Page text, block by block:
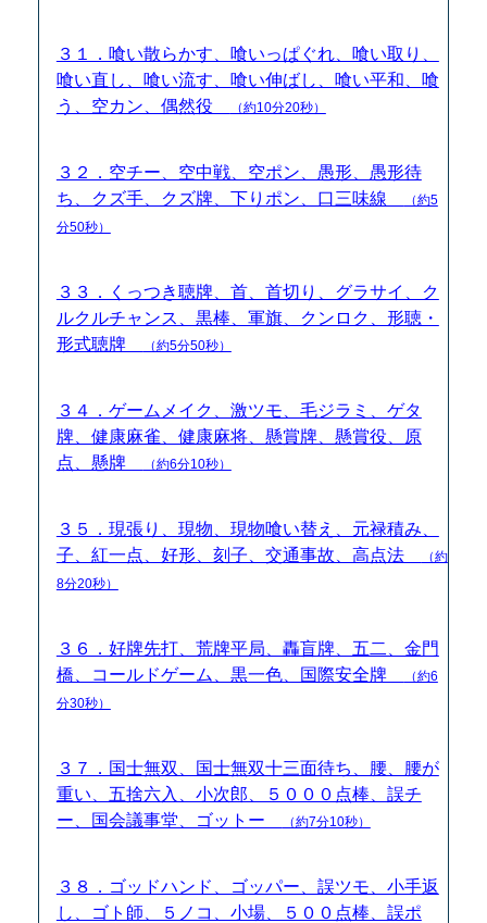
３１．喰い散らかす、喰いっぱぐれ、喰い取り、
喰い直し、喰い流す、喰い伸ばし、喰い平和、喰
う、空カン、偶然役
（約10分20秒）
３２．空チー、空中戦、空ポン、愚形、愚形待
ち、クズ手、クズ牌、下りポン、口三味線
（約5
分50秒）
３３．くっつき聴牌、首、首切り、グラサイ、ク
ルクルチャンス、黒棒、軍旗、クンロク、形聴・
形式聴牌
（約5分50秒）
３４．ゲームメイク、激ツモ、毛ジラミ、ゲタ
牌、健康麻雀、健康麻将、懸賞牌、懸賞役、原
点、懸牌
（約6分10秒）
３５．現張り、現物、現物喰い替え、元禄積み、
子、紅一点、好形、刻子、交通事故、高点法
（約
8分20秒）
３６．好牌先打、荒牌平局、轟盲牌、五二、金門
橋、コールドゲーム、黒一色、国際安全牌
（約6
分30秒）
３７．国士無双、国士無双十三面待ち、腰、腰が
重い、五捨六入、小次郎、５０００点棒、誤チ
ー、国会議事堂、ゴットー
（約7分10秒）
３８．ゴッドハンド、ゴッパー、誤ツモ、小手返
し、ゴト師、５ノコ、小場、５００点棒、誤ポ